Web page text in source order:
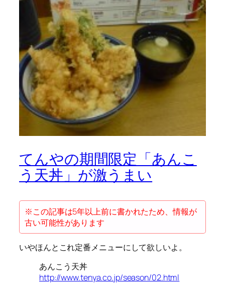
てんやの期間限定「あんこ
う天丼」が激うまい
※この記事は5年以上前に書かれたため、情報が
古い可能性があります
いやほんとこれ定番メニューにして欲しいよ。
あんこう天丼
http://www.tenya.co.jp/season/02.html